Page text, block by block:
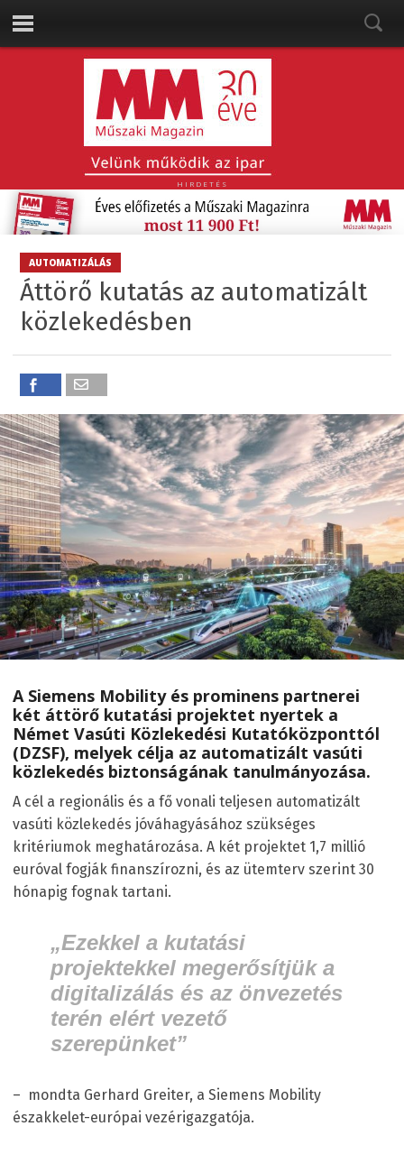
HIRDETÉS
AUTOMATIZÁLÁS
Áttörő kutatás az automatizált
közlekedésben
A Siemens Mobility és prominens partnerei
két áttörő kutatási projektet nyertek a
Német Vasúti Közlekedési Kutatóközponttól
(DZSF), melyek célja az automatizált vasúti
közlekedés biztonságának tanulmányozása.
A cél a regionális és a fő vonali teljesen automatizált
vasúti közlekedés jóváhagyásához szükséges
kritériumok meghatározása. A két projektet 1,7 millió
euróval fogják finanszírozni, és az ütemterv szerint 30
hónapig fognak tartani.
„Ezekkel a kutatási
projektekkel megerősítjük a
digitalizálás és az önvezetés
terén elért vezető
szerepünket”
– mondta Gerhard Greiter, a Siemens Mobility
északkelet-európai vezérigazgatója.